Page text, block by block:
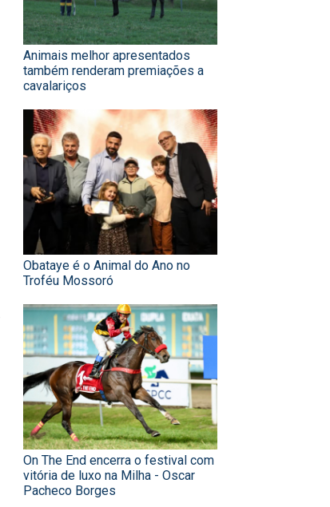
Animais melhor apresentados
também renderam premiações a
cavalariços
Obataye é o Animal do Ano no
Troféu Mossoró
On The End encerra o festival com
vitória de luxo na Milha - Oscar
Pacheco Borges